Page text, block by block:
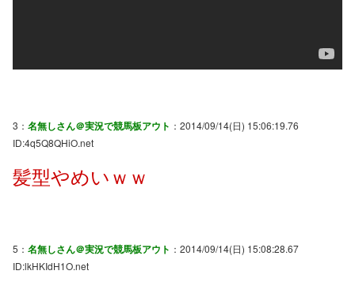
3： 名無しさん＠実況で競馬板アウト ：2014/09/14(日) 15:06:19.76
ID:4q5Q8QHiO.net
髪型やめいｗｗ
5： 名無しさん＠実況で競馬板アウト ：2014/09/14(日) 15:08:28.67
ID:lkHKIdH1O.net